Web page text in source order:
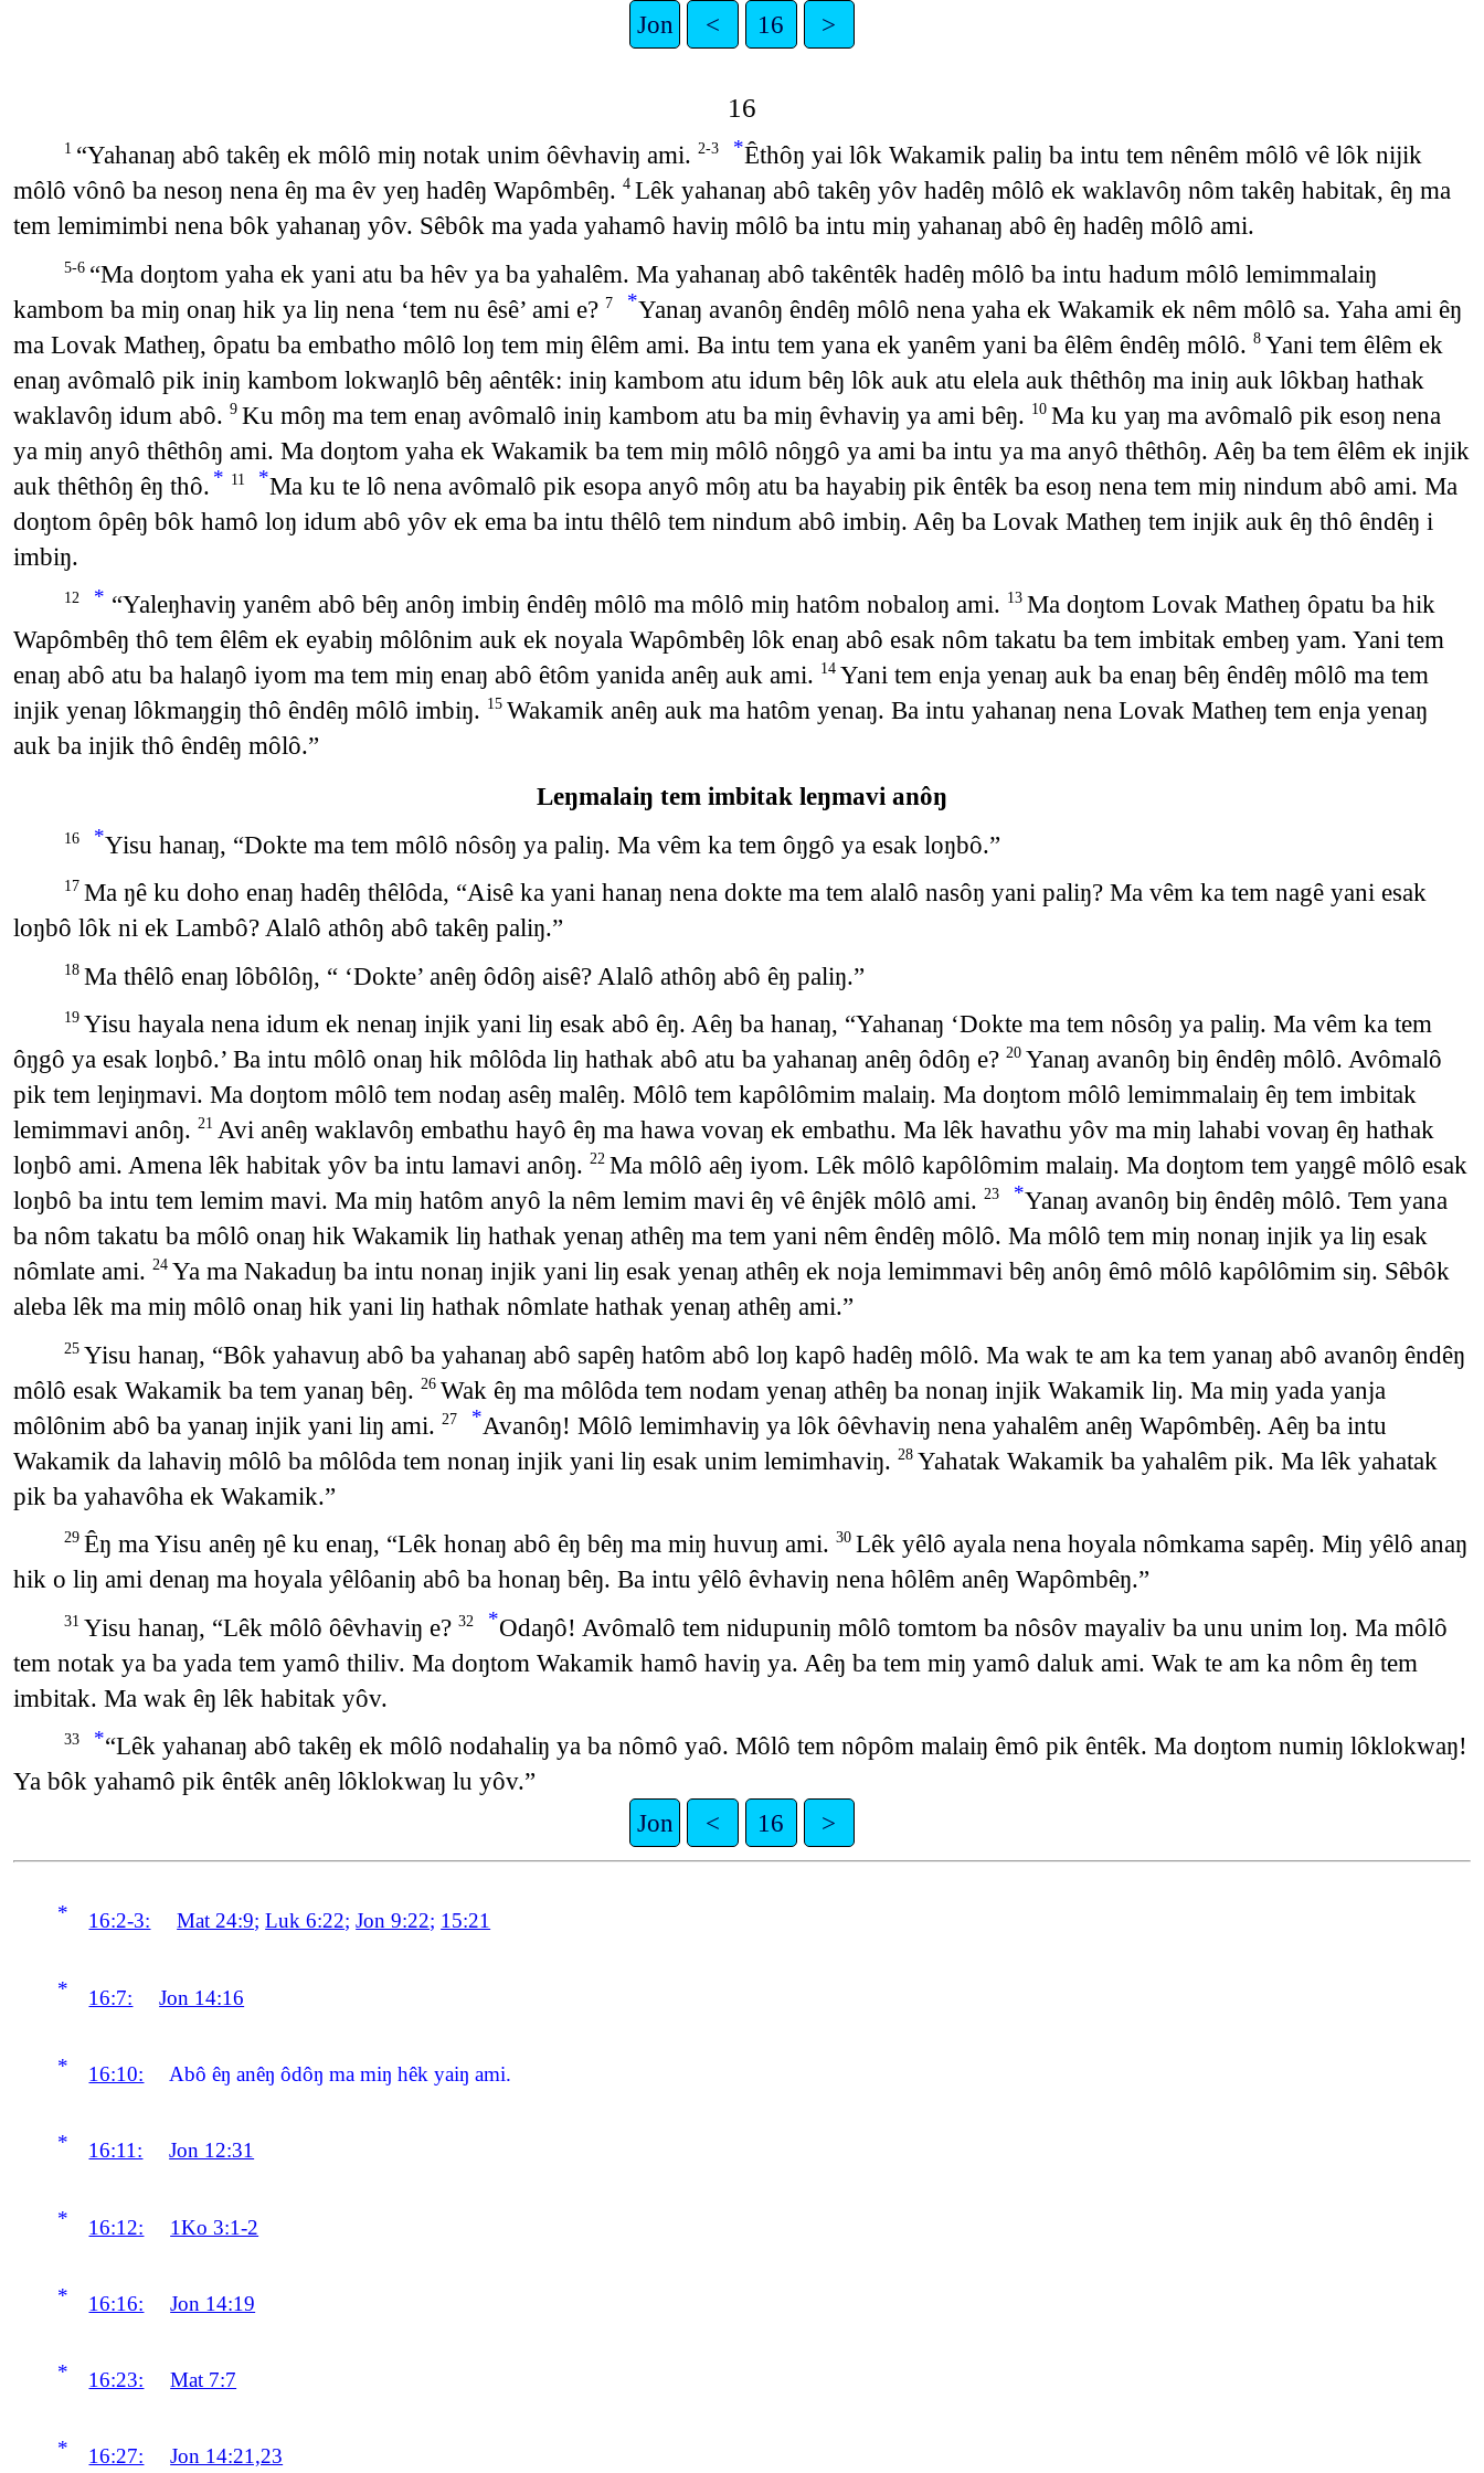
Jon < 16 >
16
1 “Yahanaŋ abô takêŋ ek môlô miŋ notak unim ôêvhaviŋ ami. 2-3 *Êthôŋ yai lôk Wakamik paliŋ ba intu tem nênêm môlô vê lôk nijik
môlô vônô ba nesoŋ nena êŋ ma êv yeŋ hadêŋ Wapômbêŋ. 4 Lêk yahanaŋ abô takêŋ yôv hadêŋ môlô ek waklavôŋ nôm takêŋ habitak, êŋ ma
tem lemimimbi nena bôk yahanaŋ yôv. Sêbôk ma yada yahamô haviŋ môlô ba intu miŋ yahanaŋ abô êŋ hadêŋ môlô ami.
5-6 “Ma doŋtom yaha ek yani atu ba hêv ya ba yahalêm. Ma yahanaŋ abô takêntêk hadêŋ môlô ba intu hadum môlô lemimmalaiŋ
kambom ba miŋ onaŋ hik ya liŋ nena ‘tem nu êsê’ ami e? 7 *Yanaŋ avanôŋ êndêŋ môlô nena yaha ek Wakamik ek nêm môlô sa. Yaha ami êŋ
ma Lovak Matheŋ, ôpatu ba embatho môlô loŋ tem miŋ êlêm ami. Ba intu tem yana ek yanêm yani ba êlêm êndêŋ môlô. 8 Yani tem êlêm ek
enaŋ avômalô pik iniŋ kambom lokwaŋlô bêŋ aêntêk: iniŋ kambom atu idum bêŋ lôk auk atu elela auk thêthôŋ ma iniŋ auk lôkbaŋ hathak
waklavôŋ idum abô. 9 Ku môŋ ma tem enaŋ avômalô iniŋ kambom atu ba miŋ êvhaviŋ ya ami bêŋ. 10 Ma ku yaŋ ma avômalô pik esoŋ nena
ya miŋ anyô thêthôŋ ami. Ma doŋtom yaha ek Wakamik ba tem miŋ môlô nôŋgô ya ami ba intu ya ma anyô thêthôŋ. Aêŋ ba tem êlêm ek injik
auk thêthôŋ êŋ thô. * 11 *Ma ku te lô nena avômalô pik esopa anyô môŋ atu ba hayabiŋ pik êntêk ba esoŋ nena tem miŋ nindum abô ami. Ma
doŋtom ôpêŋ bôk hamô loŋ idum abô yôv ek ema ba intu thêlô tem nindum abô imbiŋ. Aêŋ ba Lovak Matheŋ tem injik auk êŋ thô êndêŋ i
imbiŋ.
12 * “Yaleŋhaviŋ yanêm abô bêŋ anôŋ imbiŋ êndêŋ môlô ma môlô miŋ hatôm nobaloŋ ami. 13 Ma doŋtom Lovak Matheŋ ôpatu ba hik
Wapômbêŋ thô tem êlêm ek eyabiŋ môlônim auk ek noyala Wapômbêŋ lôk enaŋ abô esak nôm takatu ba tem imbitak embeŋ yam. Yani tem
enaŋ abô atu ba halaŋô iyom ma tem miŋ enaŋ abô êtôm yanida anêŋ auk ami. 14 Yani tem enja yenaŋ auk ba enaŋ bêŋ êndêŋ môlô ma tem
injik yenaŋ lôkmaŋgiŋ thô êndêŋ môlô imbiŋ. 15 Wakamik anêŋ auk ma hatôm yenaŋ. Ba intu yahanaŋ nena Lovak Matheŋ tem enja yenaŋ
auk ba injik thô êndêŋ môlô.”
Leŋmalaiŋ tem imbitak leŋmavi anôŋ
16 *Yisu hanaŋ, “Dokte ma tem môlô nôsôŋ ya paliŋ. Ma vêm ka tem ôŋgô ya esak loŋbô.”
17 Ma ŋê ku doho enaŋ hadêŋ thêlôda, “Aisê ka yani hanaŋ nena dokte ma tem alalô nasôŋ yani paliŋ? Ma vêm ka tem nagê yani esak
loŋbô lôk ni ek Lambô? Alalô athôŋ abô takêŋ paliŋ.”
18 Ma thêlô enaŋ lôbôlôŋ, “ ‘Dokte’ anêŋ ôdôŋ aisê? Alalô athôŋ abô êŋ paliŋ.”
19 Yisu hayala nena idum ek nenaŋ injik yani liŋ esak abô êŋ. Aêŋ ba hanaŋ, “Yahanaŋ ‘Dokte ma tem nôsôŋ ya paliŋ. Ma vêm ka tem
ôŋgô ya esak loŋbô.’ Ba intu môlô onaŋ hik môlôda liŋ hathak abô atu ba yahanaŋ anêŋ ôdôŋ e? 20 Yanaŋ avanôŋ biŋ êndêŋ môlô. Avômalô
pik tem leŋiŋmavi. Ma doŋtom môlô tem nodaŋ asêŋ malêŋ. Môlô tem kapôlômim malaiŋ. Ma doŋtom môlô lemimmalaiŋ êŋ tem imbitak
lemimmavi anôŋ. 21 Avi anêŋ waklavôŋ embathu hayô êŋ ma hawa vovaŋ ek embathu. Ma lêk havathu yôv ma miŋ lahabi vovaŋ êŋ hathak
loŋbô ami. Amena lêk habitak yôv ba intu lamavi anôŋ. 22 Ma môlô aêŋ iyom. Lêk môlô kapôlômim malaiŋ. Ma doŋtom tem yaŋgê môlô esak
loŋbô ba intu tem lemim mavi. Ma miŋ hatôm anyô la nêm lemim mavi êŋ vê ênjêk môlô ami. 23 *Yanaŋ avanôŋ biŋ êndêŋ môlô. Tem yana
ba nôm takatu ba môlô onaŋ hik Wakamik liŋ hathak yenaŋ athêŋ ma tem yani nêm êndêŋ môlô. Ma môlô tem miŋ nonaŋ injik ya liŋ esak
nômlate ami. 24 Ya ma Nakaduŋ ba intu nonaŋ injik yani liŋ esak yenaŋ athêŋ ek noja lemimmavi bêŋ anôŋ êmô môlô kapôlômim siŋ. Sêbôk
aleba lêk ma miŋ môlô onaŋ hik yani liŋ hathak nômlate hathak yenaŋ athêŋ ami.”
25 Yisu hanaŋ, “Bôk yahavuŋ abô ba yahanaŋ abô sapêŋ hatôm abô loŋ kapô hadêŋ môlô. Ma wak te am ka tem yanaŋ abô avanôŋ êndêŋ
môlô esak Wakamik ba tem yanaŋ bêŋ. 26 Wak êŋ ma môlôda tem nodam yenaŋ athêŋ ba nonaŋ injik Wakamik liŋ. Ma miŋ yada yanja
môlônim abô ba yanaŋ injik yani liŋ ami. 27 *Avanôŋ! Môlô lemimhaviŋ ya lôk ôêvhaviŋ nena yahalêm anêŋ Wapômbêŋ. Aêŋ ba intu
Wakamik da lahaviŋ môlô ba môlôda tem nonaŋ injik yani liŋ esak unim lemimhaviŋ. 28 Yahatak Wakamik ba yahalêm pik. Ma lêk yahatak
pik ba yahavôha ek Wakamik.”
29 Êŋ ma Yisu anêŋ ŋê ku enaŋ, “Lêk honaŋ abô êŋ bêŋ ma miŋ huvuŋ ami. 30 Lêk yêlô ayala nena hoyala nômkama sapêŋ. Miŋ yêlô anaŋ
hik o liŋ ami denaŋ ma hoyala yêlôaniŋ abô ba honaŋ bêŋ. Ba intu yêlô êvhaviŋ nena hôlêm anêŋ Wapômbêŋ.”
31 Yisu hanaŋ, “Lêk môlô ôêvhaviŋ e? 32 *Odaŋô! Avômalô tem nidupuniŋ môlô tomtom ba nôsôv mayaliv ba unu unim loŋ. Ma môlô
tem notak ya ba yada tem yamô thiliv. Ma doŋtom Wakamik hamô haviŋ ya. Aêŋ ba tem miŋ yamô daluk ami. Wak te am ka nôm êŋ tem
imbitak. Ma wak êŋ lêk habitak yôv.
33 *“Lêk yahanaŋ abô takêŋ ek môlô nodahaliŋ ya ba nômô yaô. Môlô tem nôpôm malaiŋ êmô pik êntêk. Ma doŋtom numiŋ lôklokwaŋ!
Ya bôk yahamô pik êntêk anêŋ lôklokwaŋ lu yôv.”
Jon
< 16 >
* 16:2-3: Mat 24:9;Luk 6:22;Jon 9:22; 15:21
* 16:7: Jon 14:16
* 16:10: Abô êŋ anêŋ ôdôŋ ma miŋ hêk yaiŋ ami.
* 16:11: Jon 12:31
* 16:12: 1Ko 3:1-2
* 16:16: Jon 14:19
* 16:23: Mat 7:7
* 16:27: Jon 14:21,23